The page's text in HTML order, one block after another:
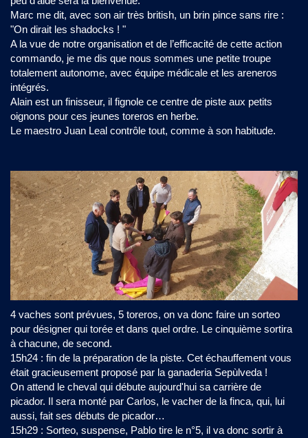
Marc me dit, avec son air très british, un brin pince sans rire :
"On dirait les shadocks ! "
A la vue de notre organisation et de l’efficacité de cette action
commando, je me dis que nous sommes une petite troupe
totalement autonome, avec équipe médicale et les areneros
intégrés.
Alain est un finisseur, il fignole ce centre de piste aux petits
oignons pour ces jeunes toreros en herbe.
Le maestro Juan Leal contrôle tout, comme à son habitude.
4 vaches sont prévues, 5 toreros, on va donc faire un sorteo
pour désigner qui torée et dans quel ordre. Le cinquième sortira
à chacune, de second.
15h24 : fin de la préparation de la piste. Cet échauffement vous
était gracieusement proposé par la ganaderia Sepùlveda !
On attend le cheval qui débute aujourd'hui sa carrière de
picador. Il sera monté par Carlos, le vacher de la finca, qui, lui
aussi, fait ses débuts de picador…
15h29 : Sorteo, suspense, Pablo tire le n°5, il va donc sortir à